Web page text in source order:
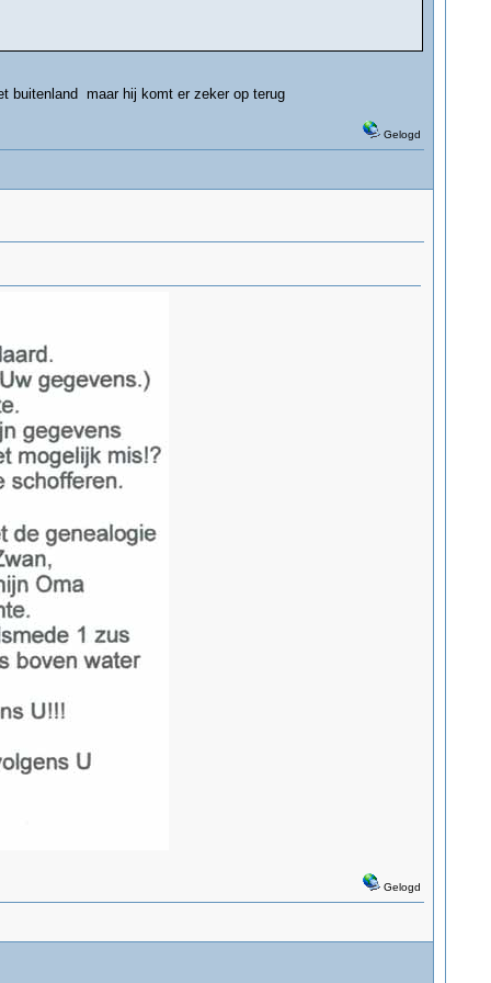
buitenland maar hij komt er zeker op terug
Gelogd
Gelogd